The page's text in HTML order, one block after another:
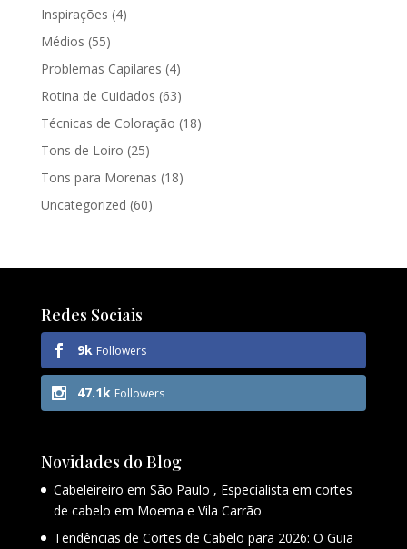
Inspirações (4)
Médios (55)
Problemas Capilares (4)
Rotina de Cuidados (63)
Técnicas de Coloração (18)
Tons de Loiro (25)
Tons para Morenas (18)
Uncategorized (60)
Redes Sociais
9k Followers
47.1k Followers
Novidades do Blog
Cabeleireiro em São Paulo , Especialista em cortes
de cabelo em Moema e Vila Carrão
Tendências de Cortes de Cabelo para 2026: O Guia